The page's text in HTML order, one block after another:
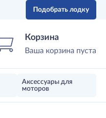
Подобрать лодку
Корзина
Ваша корзина пуста
Аксессуары для
моторов